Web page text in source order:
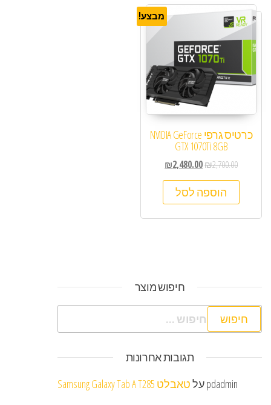
מבצע!
כרטיס גרפי NVIDIA GeForce
GTX 1070Ti 8GB
₪2,700.00
₪2,480.00
הוספה לסל
חיפוש מוצר
חיפוש:
תגובות אחרונות
pdadminעלטאבלט Samsung Galaxy Tab A T285